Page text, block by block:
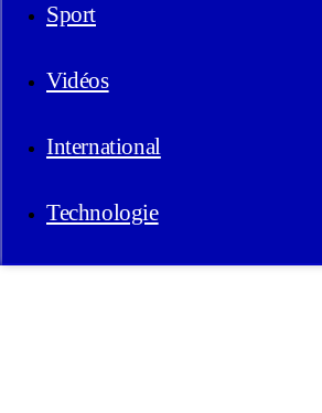
Sport
Vidéos
International
Technologie